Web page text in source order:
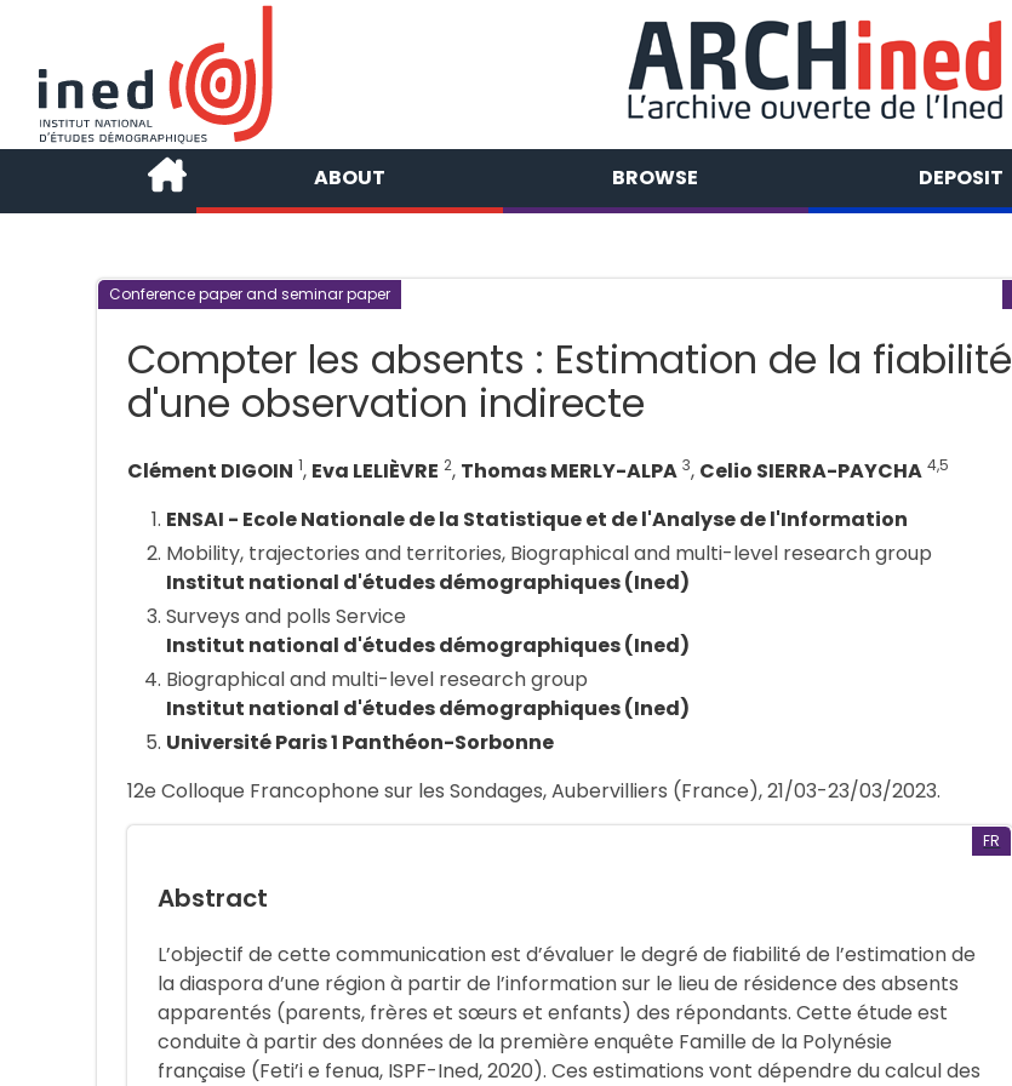
ABOUT BROWSE DEPOSIT
Conference paper and seminar paper
Compter les absents : Estimation de la fiabilité
d'une observation indirecte
Clément DIGOIN 1, Eva LELIÈVRE 2, Thomas MERLY-ALPA 3, Celio SIERRA-PAYCHA 4,5
ENSAI - Ecole Nationale de la Statistique et de l'Analyse de l'Information
Mobility, trajectories and territories, Biographical and multi-level research group
Institut national d'études démographiques (Ined)
Surveys and polls Service
Institut national d'études démographiques (Ined)
Biographical and multi-level research group
Institut national d'études démographiques (Ined)
Université Paris 1 Panthéon-Sorbonne
12e Colloque Francophone sur les Sondages, Aubervilliers (France), 21/03-23/03/2023.
FR
Abstract
L’objectif de cette communication est d’évaluer le degré de fiabilité de l’estimation de
la diaspora d’une région à partir de l’information sur le lieu de résidence des absents
apparentés (parents, frères et sœurs et enfants) des répondants. Cette étude est
conduite à partir des données de la première enquête Famille de la Polynésie
française (Feti’i e fenua, ISPF-Ined, 2020). Ces estimations vont dépendre du calcul des